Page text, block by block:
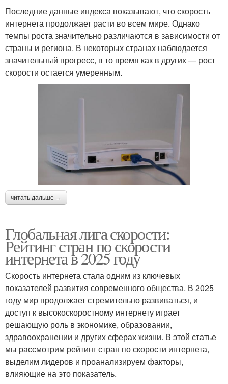
Последние данные индекса показывают, что скорость
интернета продолжает расти во всем мире. Однако
темпы роста значительно различаются в зависимости от
страны и региона. В некоторых странах наблюдается
значительный прогресс, в то время как в других — рост
скорости остается умеренным.
читать дальше →
Глобальная лига скорости:
Рейтинг стран по скорости
интернета в 2025 году
Скорость интернета стала одним из ключевых
показателей развития современного общества. В 2025
году мир продолжает стремительно развиваться, и
доступ к высокоскоростному интернету играет
решающую роль в экономике, образовании,
здравоохранении и других сферах жизни. В этой статье
мы рассмотрим рейтинг стран по скорости интернета,
выделим лидеров и проанализируем факторы,
влияющие на это показатель.